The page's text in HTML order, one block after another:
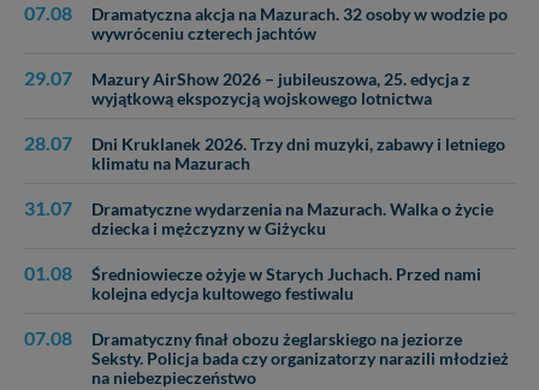
07.08
Dramatyczna akcja na Mazurach. 32 osoby w wodzie po
wywróceniu czterech jachtów
29.07
Mazury AirShow 2026 – jubileuszowa, 25. edycja z
wyjątkową ekspozycją wojskowego lotnictwa
28.07
Dni Kruklanek 2026. Trzy dni muzyki, zabawy i letniego
klimatu na Mazurach
31.07
Dramatyczne wydarzenia na Mazurach. Walka o życie
dziecka i mężczyzny w Giżycku
01.08
Średniowiecze ożyje w Starych Juchach. Przed nami
kolejna edycja kultowego festiwalu
07.08
Dramatyczny finał obozu żeglarskiego na jeziorze
Seksty. Policja bada czy organizatorzy narazili młodzież
na niebezpieczeństwo